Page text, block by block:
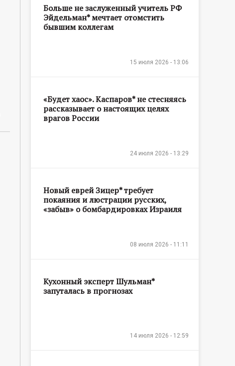
Больше не заслуженный учитель РФ
Эйдельман* мечтает отомстить
бывшим коллегам
15 июля 2026 - 13:06
«Будет хаос». Каспаров* не стесняясь
рассказывает о настоящих целях
врагов России
24 июля 2026 - 13:29
Новый еврей Зицер* требует
покаяния и люстрации русских,
«забыв» о бомбардировках Израиля
08 июля 2026 - 11:11
Кухонный эксперт Шульман*
запуталась в прогнозах
14 июля 2026 - 12:59